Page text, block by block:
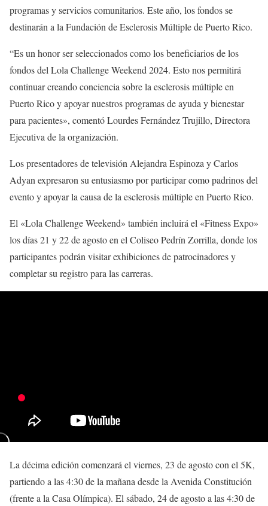
programas y servicios comunitarios. Este año, los fondos se
destinarán a la Fundación de Esclerosis Múltiple de Puerto Rico.
“Es un honor ser seleccionados como los beneficiarios de los
fondos del Lola Challenge Weekend 2024. Esto nos permitirá
continuar creando conciencia sobre la esclerosis múltiple en
Puerto Rico y apoyar nuestros programas de ayuda y bienestar
para pacientes», comentó Lourdes Fernández Trujillo, Directora
Ejecutiva de la organización.
Los presentadores de televisión Alejandra Espinoza y Carlos
Adyan expresaron su entusiasmo por participar como padrinos del
evento y apoyar la causa de la esclerosis múltiple en Puerto Rico.
El «Lola Challenge Weekend» también incluirá el «Fitness Expo»
los días 21 y 22 de agosto en el Coliseo Pedrín Zorrilla, donde los
participantes podrán visitar exhibiciones de patrocinadores y
completar su registro para las carreras.
La décima edición comenzará el viernes, 23 de agosto con el 5K,
partiendo a las 4:30 de la mañana desde la Avenida Constitución
(frente a la Casa Olímpica). El sábado, 24 de agosto a las 4:30 de